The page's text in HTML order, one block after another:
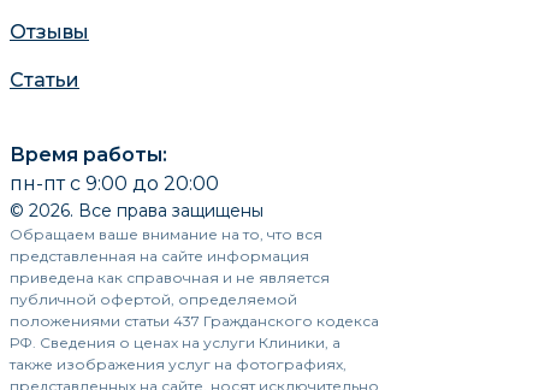
Отзывы
Статьи
Время работы:
пн-пт с 9:00 до 20:00
© 2026. Все права защищены
Обращаем ваше внимание на то, что вся
представленная на сайте информация
приведена как справочная и не является
публичной офертой, определяемой
положениями статьи 437 Гражданского кодекса
РФ. Сведения о ценах на услуги Клиники, а
также изображения услуг на фотографиях,
представленных на сайте, носят исключительно